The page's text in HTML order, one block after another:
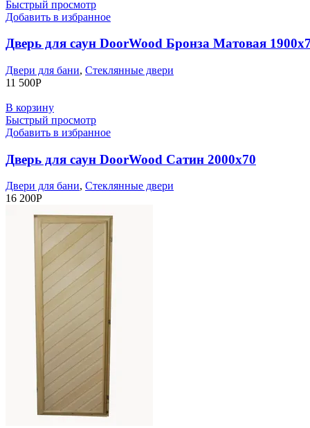
Быстрый просмотр
Добавить в избранное
Дверь для саун DoorWood Бронза Матовая
Двери для бани, Стеклянные двери
11 500Р
В корзину
Быстрый просмотр
Добавить в избранное
Дверь для саун DoorWood Сатин 2000х70
Двери для бани, Стеклянные двери
16 200Р